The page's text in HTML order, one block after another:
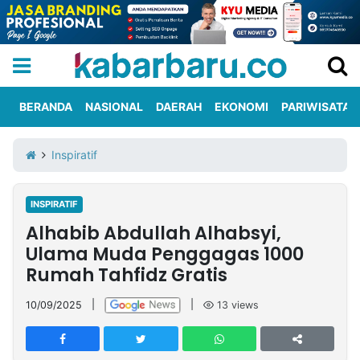
Iklan
Berita
Kami
Nasional
International
Olahraga
Entertainment
Daerah
Pariwisata
Kuliner
Kolom
Network
PT
TREETAN
BERANDA NASIONAL DAERAH EKONOMI PARIWISATA
Inspiratif
INSPIRATIF
Alhabib Abdullah Alhabsyi,
Ulama Muda Penggagas 1000
Rumah Tahfidz Gratis
10/09/2025 13 views